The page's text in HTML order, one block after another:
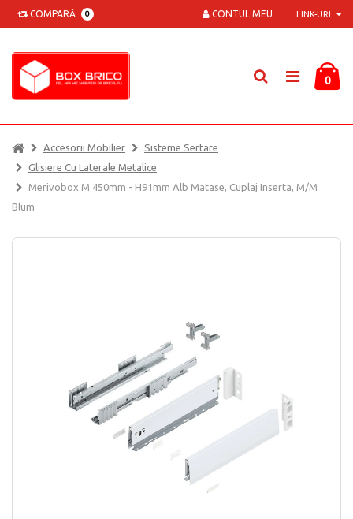
COMPARĂ 0 LINK-URI
CONTUL MEU
0
Accesorii Mobilier
Sisteme Sertare
Glisiere Cu Laterale Metalice
Merivobox M 450mm - H91mm Alb Matase, Cuplaj Inserta, M/M
Blum